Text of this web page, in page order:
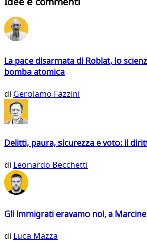
La pace disarmata di Roblat, lo
bomba atomica
di Gerolamo Fazzini
Delitti, paura, sicurezza e voto: il
di Leonardo Becchetti
Gli immigrati eravamo noi, a
di Luca Mazza